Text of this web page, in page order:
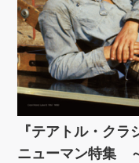
『テアトル・ク
ニューマン特集